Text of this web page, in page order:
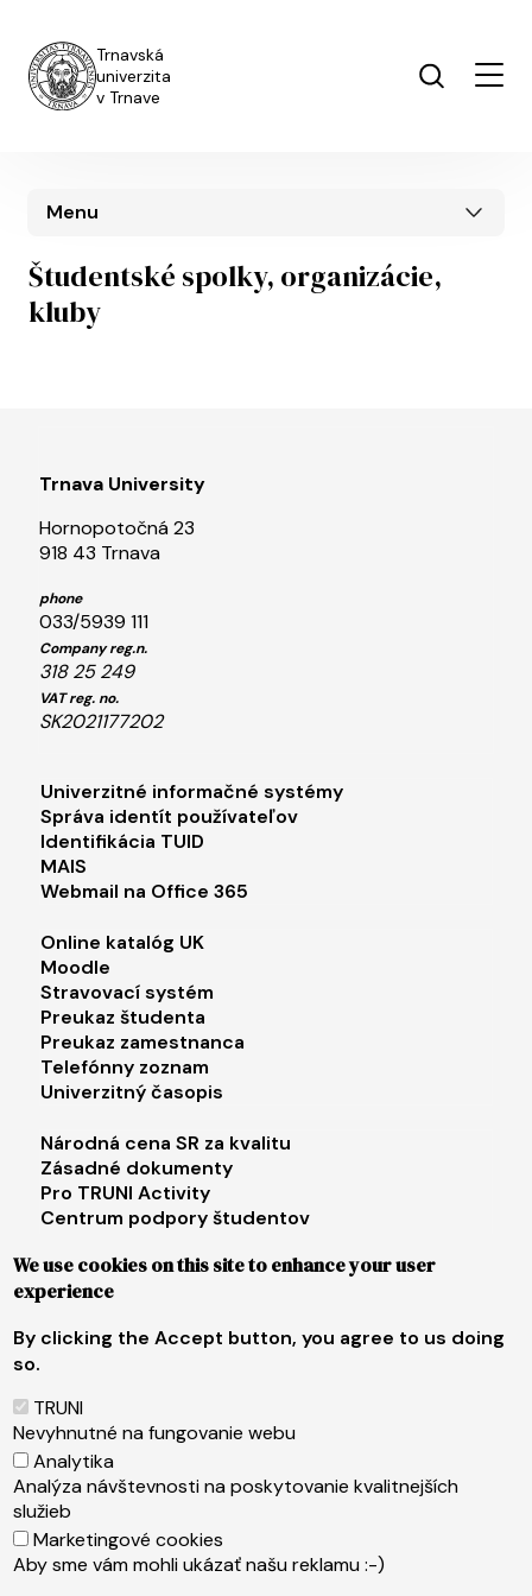
Trnavská
univerzita
v Trnave
Študentské spolky, organizácie,
kluby
Menu
Trnava University
Hornopotočná 23
918 43 Trnava
phone
033/5939 111
Company reg.n.
318 25 249
VAT reg. no.
SK2021177202
Footer menu 1
Univerzitné informačné systémy
Správa identít používateľov
Identifikácia TUID
MAIS
Webmail na Office 365
Footer menu 2
Online katalóg UK
Moodle
Stravovací systém
Preukaz študenta
Preukaz zamestnanca
Telefónny zoznam
Univerzitný časopis
Footer menu 3
Národná cena SR za kvalitu
Zásadné dokumenty
Pro TRUNI Activity
Centrum podpory študentov
Footer menu 4
E-shop
Instagram
Youtube
Spotify
TikTok
Päta
Web content administrator
Technical operator
We use cookies on this site to enhance your user
experience
By clicking the Accept button, you agree to us doing
so.
TRUNI
Nevyhnutné na fungovanie webu
Analytika
Analýza návštevnosti na poskytovanie kvalitnejších
služieb
Marketingové cookies
Aby sme vám mohli ukázať našu reklamu :-)